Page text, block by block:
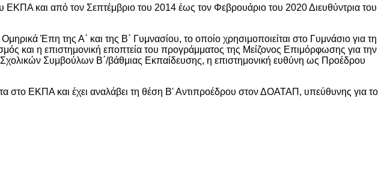
και από τον Σεπτέμβριο του 2014 έως τον Φεβρουάριο του 2020 Διευθύντρια του
Έπη της Α΄ και της Β΄ Γυμνασίου, το οποίο χρησιμοποιείται στο Γυμνάσιο για τη
και η επιστημονική εποπτεία του προγράμματος της Μείζονος Επιμόρφωσης για την
Συμβούλων Β΄/βάθμιας Εκπαίδευσης, η επιστημονική ευθύνη ως Προέδρου
στο ΕΚΠΑ και έχει αναλάβει τη θέση Β' Αντιπροέδρου στον ΔΟΑΤΑΠ, υπεύθυνης για το